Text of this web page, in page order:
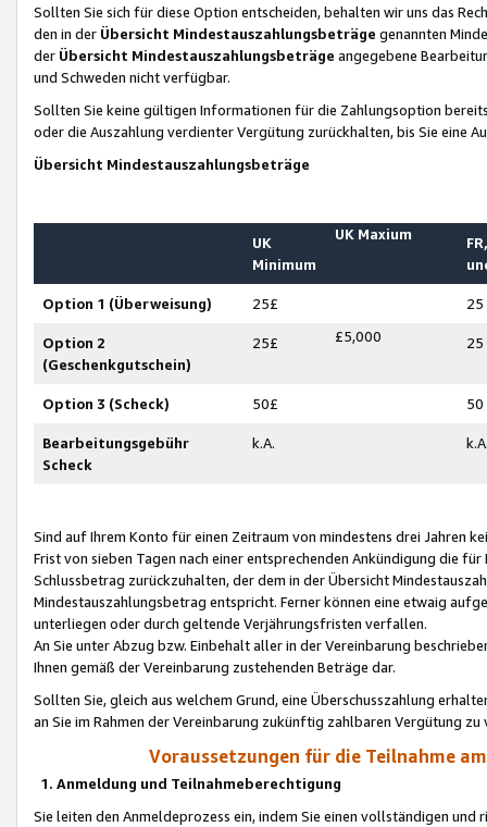
Sollten Sie sich für diese Option entscheiden, behalten wir uns das
den in der Übersicht Mindestauszahlungsbeträge genannten
der Übersicht Mindestauszahlungsbeträge angegebene
und Schweden nicht verfügbar.
Sollten Sie keine gültigen Informationen für die Zahlungsoption
oder die Auszahlung verdienter Vergütung zurückhalten, bis Sie
Übersicht Mindestauszahlungsbeträge
UK
Minimum
UK Maxium
Option 1 (Überweisung) 25£ 25
Option 2
(Geschenkgutschein)
25£ £5,000 25
Option 3 (Scheck) 50£ 50
Bearbeitungsgebühr
Scheck
k.A.
Sind auf Ihrem Konto für einen Zeitraum von mindestens drei Jahren
Frist von sieben Tagen nach einer entsprechenden Ankündigung die
Schlussbetrag zurückzuhalten, der dem in der Übersicht
Mindestauszahlungsbetrag entspricht. Ferner können eine etwaig
unterliegen oder durch geltende Verjährungsfristen verfallen.
An Sie unter Abzug bzw. Einbehalt aller in der Vereinbarung
Ihnen gemäß der Vereinbarung zustehenden Beträge dar.
Sollten Sie, gleich aus welchem Grund, eine Überschusszahlung
an Sie im Rahmen der Vereinbarung zukünftig zahlbaren Vergütung zu
Voraussetzungen für die Teilnahme
1. Anmeldung und Teilnahmeberechtigung
Sie leiten den Anmeldeprozess ein, indem Sie einen vollständigen